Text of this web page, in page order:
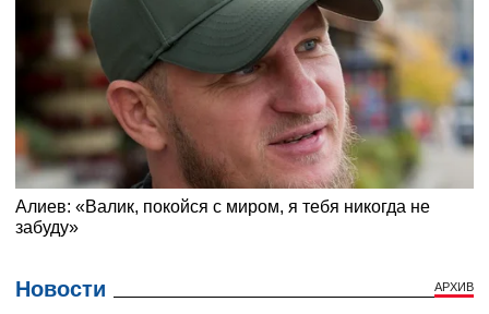
Новости АРХИВ